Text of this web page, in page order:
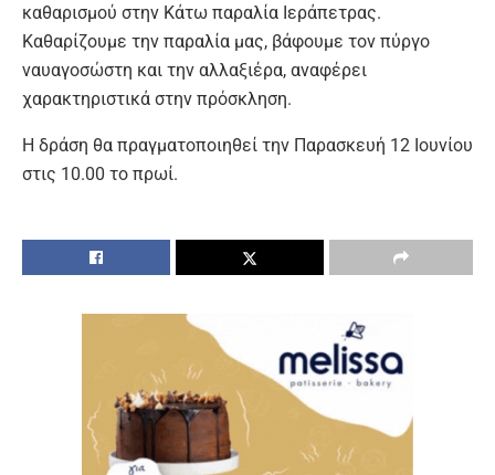
καθαρισμού στην Κάτω παραλία Ιεράπετρας.
Καθαρίζουμε την παραλία μας, βάφουμε τον πύργο
ναυαγοσώστη και την αλλαξιέρα, αναφέρει
χαρακτηριστικά στην πρόσκληση.
Η δράση θα πραγματοποιηθεί την Παρασκευή 12 Ιουνίου
στις 10.00 το πρωί.